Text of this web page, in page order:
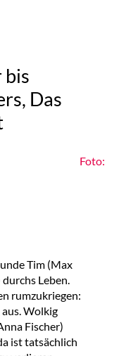
bis
Das
Foto:
Tim (Max
durchs Leben.
rumzukriegen:
Wolkig
Fischer)
ist tatsächlich